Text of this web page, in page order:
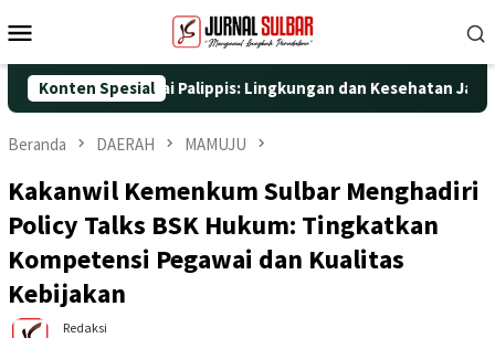
ke
Mobile
Konten Spesial
di Pantai Palippis: Lingkungan dan Kesehatan Jadi
Beranda DAERAH MAMUJU
Kakanwil Kemenkum Sulbar Menghadiri
Policy Talks BSK Hukum: Tingkatkan
Kompetensi Pegawai dan Kualitas
Kebijakan
Redaksi